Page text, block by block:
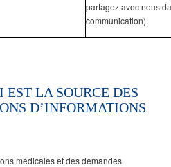
partagez avec nous
communication).
LA SOURCE DES
D’INFORMATIONS
médicales et des demandes